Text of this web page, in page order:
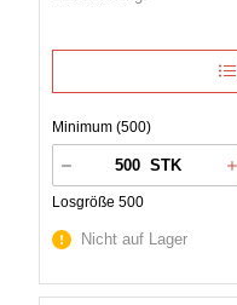
Minimum (500)
STK
Losgröße 500
Nicht auf Lager